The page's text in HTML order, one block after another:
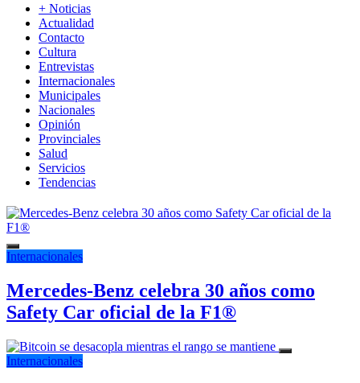
+ Noticias
Actualidad
Contacto
Cultura
Entrevistas
Internacionales
Municipales
Nacionales
Opinión
Provinciales
Salud
Servicios
Tendencias
Internacionales
Mercedes-Benz celebra 30 años como
Safety Car oficial de la F1®
Internacionales